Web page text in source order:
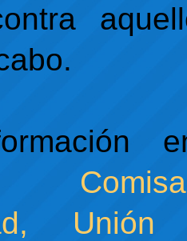
Unión